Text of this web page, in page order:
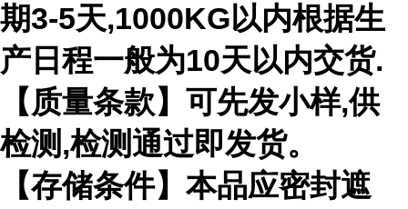
期3-5天,1000KG以内根据生
产日程一般为10天以内交货.
【质量条款】可先发小样,供
检测,检测通过即发货。
【存储条件】本品应密封遮